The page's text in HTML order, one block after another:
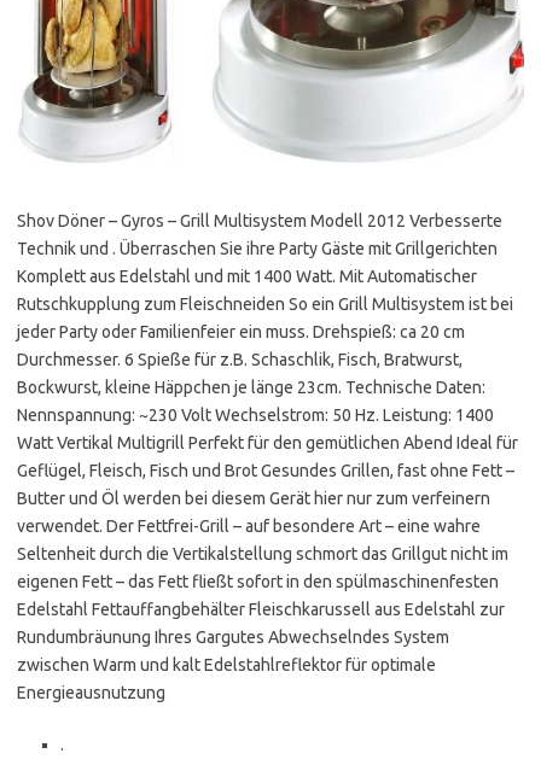
Shov Döner – Gyros – Grill Multisystem Modell 2012 Verbesserte
Technik und . Überraschen Sie ihre Party Gäste mit Grillgerichten
Komplett aus Edelstahl und mit 1400 Watt. Mit Automatischer
Rutschkupplung zum Fleischneiden So ein Grill Multisystem ist bei
jeder Party oder Familienfeier ein muss. Drehspieß: ca 20 cm
Durchmesser. 6 Spieße für z.B. Schaschlik, Fisch, Bratwurst,
Bockwurst, kleine Häppchen je länge 23cm. Technische Daten:
Nennspannung: ~230 Volt Wechselstrom: 50 Hz. Leistung: 1400
Watt Vertikal Multigrill Perfekt für den gemütlichen Abend Ideal für
Geflügel, Fleisch, Fisch und Brot Gesundes Grillen, fast ohne Fett –
Butter und Öl werden bei diesem Gerät hier nur zum verfeinern
verwendet. Der Fettfrei-Grill – auf besondere Art – eine wahre
Seltenheit durch die Vertikalstellung schmort das Grillgut nicht im
eigenen Fett – das Fett fließt sofort in den spülmaschinenfesten
Edelstahl Fettauffangbehälter Fleischkarussell aus Edelstahl zur
Rundumbräunung Ihres Gargutes Abwechselndes System
zwischen Warm und kalt Edelstahlreflektor für optimale
Energieausnutzung
.